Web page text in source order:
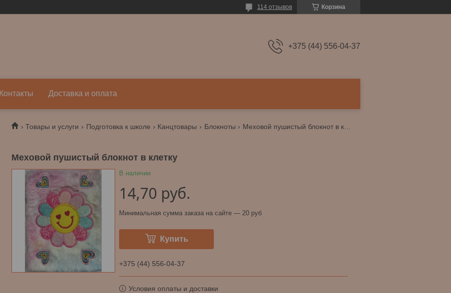
Корзина
114 отзывов
+375 (44) 556-04-37
Контакты Доставка и оплата
Товары и услуги Подготовка к школе Канцтовары Блокноты
Меховой пушистый блокнот в клетку
В наличии
14,70 руб.
Минимальная сумма заказа на сайте — 20 руб
Купить
+375 (44) 556-04-37
Условия оплаты и доставки